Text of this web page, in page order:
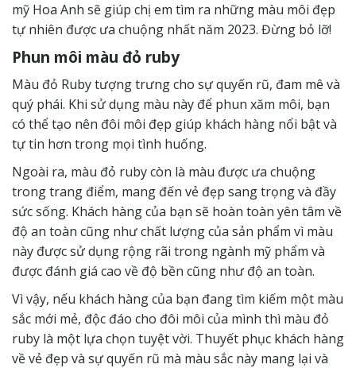
mỹ Hoa Anh sẽ giúp chị em tìm ra những màu môi đẹp
tự nhiên được ưa chuộng nhất năm 2023. Đừng bỏ lỡ!
Phun môi màu đỏ ruby
Màu đỏ Ruby tượng trưng cho sự quyến rũ, đam mê và
quý phái. Khi sử dụng màu này để phun xăm môi, bạn
có thể tạo nên đôi môi đẹp giúp khách hàng nổi bật và
tự tin hơn trong mọi tình huống.
Ngoài ra, màu đỏ ruby ​​còn là màu được ưa chuộng
trong trang điểm, mang đến vẻ đẹp sang trọng và đầy
sức sống. Khách hàng của bạn sẽ hoàn toàn yên tâm về
độ an toàn cũng như chất lượng của sản phẩm vì màu
này được sử dụng rộng rãi trong ngành mỹ phẩm và
được đánh giá cao về độ bền cũng như độ an toàn.
Vì vậy, nếu khách hàng của bạn đang tìm kiếm một màu
sắc mới mẻ, độc đáo cho đôi môi của mình thì màu đỏ
ruby ​​​​là một lựa chọn tuyệt vời. Thuyết phục khách hàng
về vẻ đẹp và sự quyến rũ mà màu sắc này mang lại và